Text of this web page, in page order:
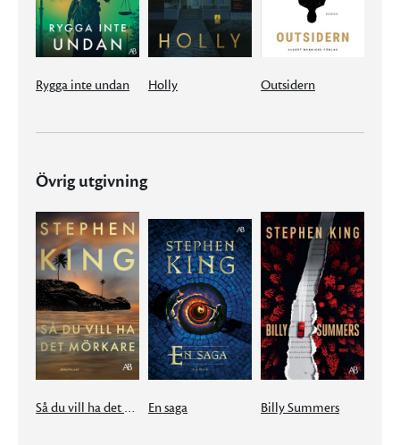
Rygga inte undan Holly Outsidern
Övrig utgivning
Så du vill ha det mörkare En saga Billy Summers